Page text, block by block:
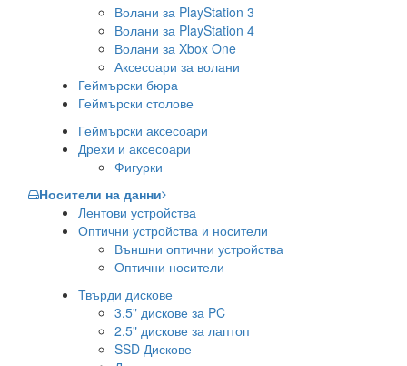
Волани за PlayStation 3
Волани за PlayStation 4
Волани за Xbox One
Аксесоари за волани
Геймърски бюра
Геймърски столове
Геймърски аксесоари
Дрехи и аксесоари
Фигурки
Носители на данни
Лентови устройства
Оптични устройства и носители
Външни оптични устройства
Оптични носители
Твърди дискове
3.5" дискове за PC
2.5" дискове за лаптоп
SSD Дискове